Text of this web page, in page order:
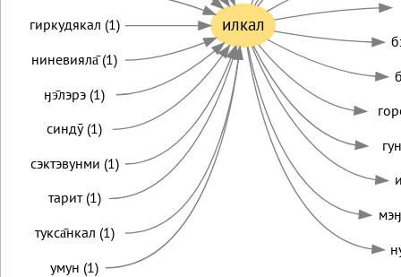
илкал
гиркудякал (1)
ниневияла̄ (1)
ӈэ̄лэрэ (1)
синдӯ (1)
сэктэвунми (1)
тарит (1)
тукса̄нкал (1)
умун (1)